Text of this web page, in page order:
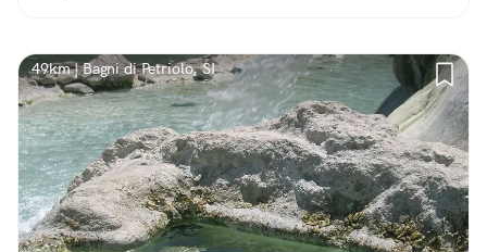
49km | Bagni di Petriolo, SI